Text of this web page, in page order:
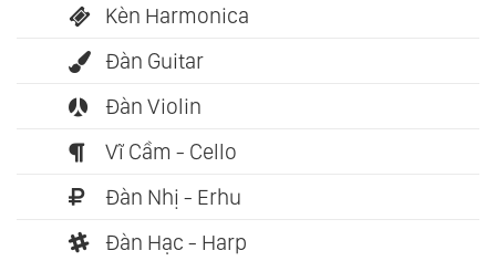
Kèn Harmonica
Đàn Guitar
Đàn Violin
Vĩ Cầm - Cello
Đàn Nhị - Erhu
Đàn Hạc - Harp